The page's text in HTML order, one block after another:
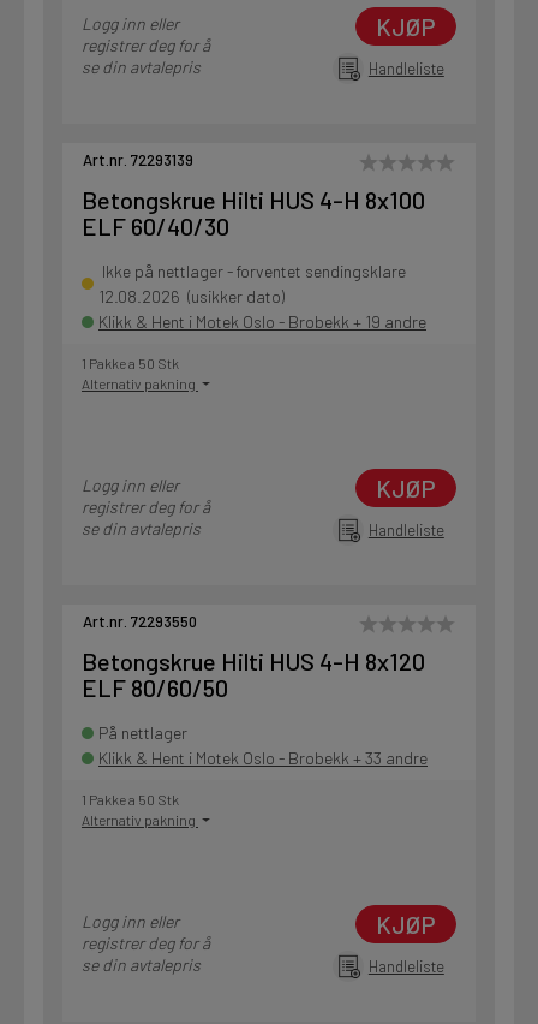
Logg inn eller
registrer deg for å
se din avtalepris
KJØP
Handleliste
Art.nr. 72293139
Betongskrue Hilti HUS 4-H 8x100
ELF 60/40/30
Ikke på nettlager - forventet sendingsklare
12.08.2026 (usikker dato)
Klikk & Hent i Motek Oslo - Brobekk + 19 andre
1 Pakke a 50 Stk
Alternativ pakning
Logg inn eller
registrer deg for å
se din avtalepris
KJØP
Handleliste
Art.nr. 72293550
Betongskrue Hilti HUS 4-H 8x120
ELF 80/60/50
På nettlager
Klikk & Hent i Motek Oslo - Brobekk + 33 andre
1 Pakke a 50 Stk
Alternativ pakning
Logg inn eller
registrer deg for å
se din avtalepris
KJØP
Handleliste